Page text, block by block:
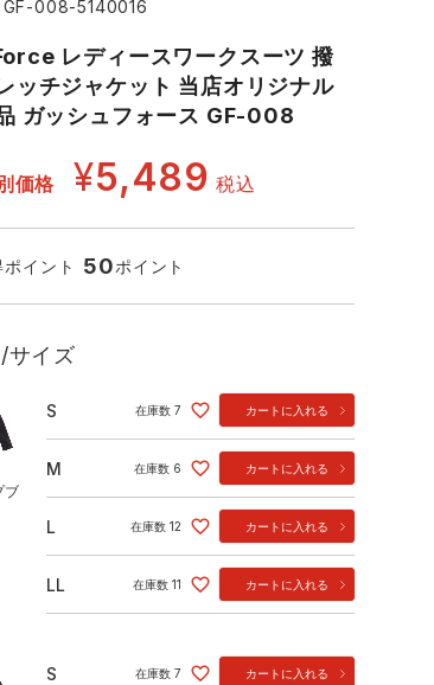
ト グラディエーター
セロリー 大阪支店
工業 東洋物産工業
012.ランプブラック
GF-008-5140016
レディースワークスーツ 撥
ッチジャケット 当店オリジナル
ガッシュフォース GF-008
価格 ¥5,489 税込
ポイント 50ポイント
サイズ
ブ
S 在庫数 7 カートに入れる
M 在庫数 6 カートに入れる
L 在庫数 12 カートに入れる
LL 在庫数 11 カートに入れる
S 在庫数 7 カートに入れる